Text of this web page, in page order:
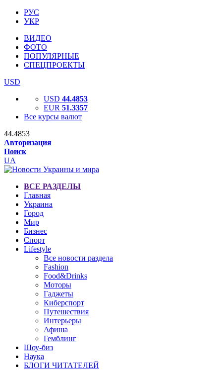
РУС
УКР
ВИДЕО
ФОТО
ПОПУЛЯРНЫЕ
СПЕЦПРОЕКТЫ
USD
USD 44.4853
EUR 51.3357
Все курсы валют
44.4853
Авторизация
Поиск
UA
ВСЕ РАЗДЕЛЫ
Главная
Украина
Город
Мир
Бизнес
Спорт
Lifestyle
Все новости раздела
Fashion
Food&Drinks
Моторы
Гаджеты
Киберспорт
Путешествия
Интерьеры
Афиша
Гемблинг
Шоу-биз
Наука
БЛОГИ ЧИТАТЕЛЕЙ